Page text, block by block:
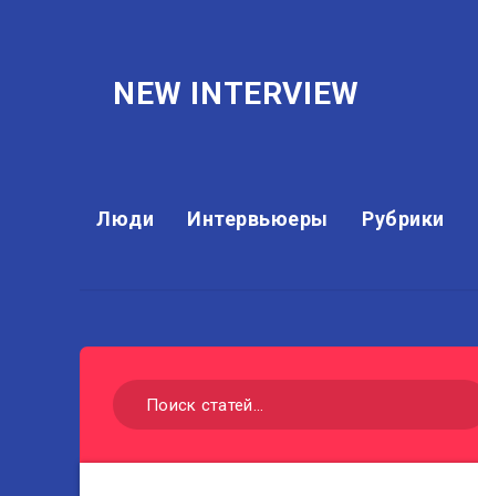
NEW INTERVIEW
Люди Интервьюеры Рубрики